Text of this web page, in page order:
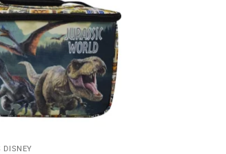
Añadir
a la
lista
de
deseos
DISNEY